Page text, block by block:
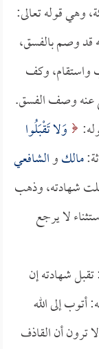
وهي قوله تعالى:
أنه قد وصم بالفسق،
واستقام، وكف
عنه وصف الفسق.
وَلا تَقْبَلُوا
مالكوالشافعي
شهادته، وذهب
لا يرجع
تقبل شهادته إن
أتوب إلى الله
ترون أن القاذف